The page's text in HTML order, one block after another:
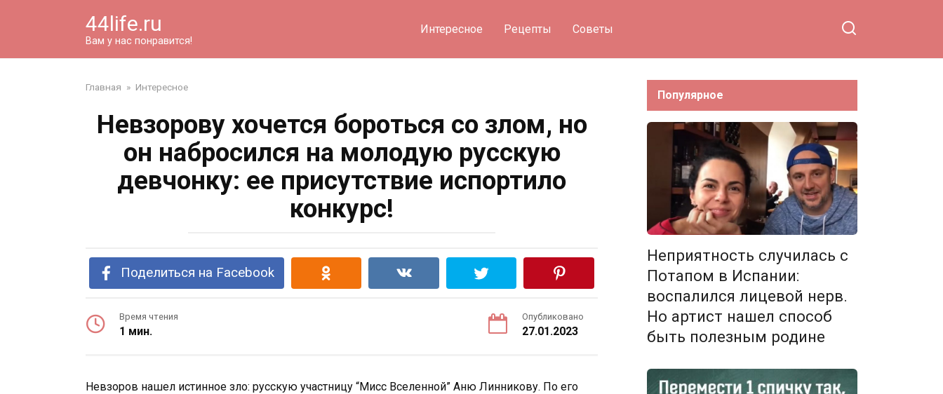
44life.ru
Вам у нас понравится!
Интересное Рецепты Советы
Главная » Интересное
Невзорову хочется бороться со злом, но
он набросился на молодую русскую
девчонку: ее присутствие испортило
конкурс!
Поделиться на Facebook
Время чтения
1 мин.
Опубликовано
27.01.2023
Невзоров нашел истинное зло: русскую участницу “Мисс Вселенной” Аню Линникову. По его
Популярное
Неприятность случилась с
Потапом в Испании:
воспалился лицевой нерв.
Но артист нашел способ
быть полезным родине